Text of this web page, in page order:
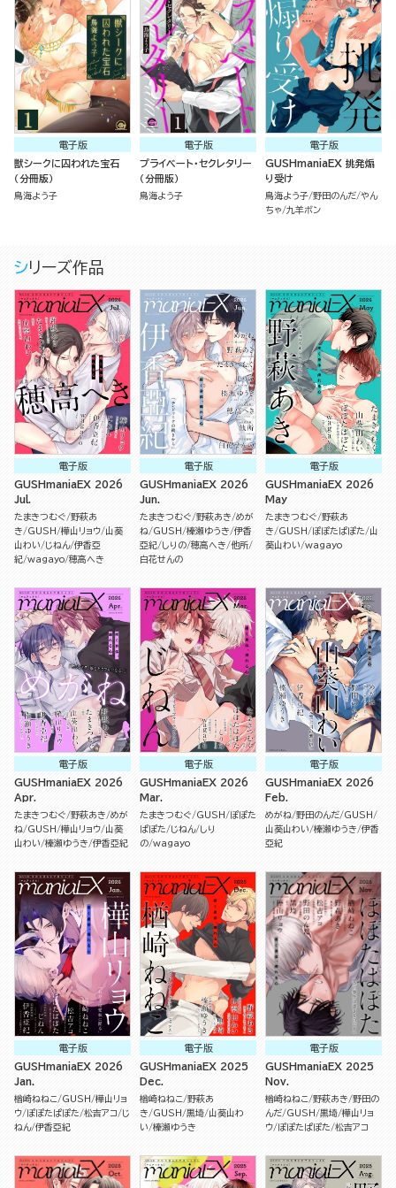
電子版
獣シークに囚われた宝石
（分冊版）
鳥海よう子
電子版
プライベート・セクレタリー
（分冊版）
鳥海よう子
電子版
GUSHmaniaEX 挑発煽
り受け
鳥海よう子 野田のんだ やん
ちゃ 九羊ボン
シリーズ作品
電子版
GUSHmaniaEX 2026
Jul.
たまきつむぐ 野萩あ
き
GUSH 樺山リョウ 山葵
山わい
じねん 伊香亞
紀 wagayo 穂高へき
電子版
GUSHmaniaEX 2026
Jun.
たまきつむぐ 野萩あき めが
ね
GUSH 榛瀬ゆうき 伊香
亞紀 しりの 穂高へき 他所
白花せんの
電子版
GUSHmaniaEX 2026
May
たまきつむぐ 野萩あ
き
GUSH ぽぽたぱぽた
山
葵山わい wagayo
電子版
GUSHmaniaEX 2026
Apr.
たまきつむぐ 野萩あき めが
ね GUSH 樺山リョウ 山葵
山わい 榛瀬ゆうき 伊香亞紀
電子版
GUSHmaniaEX 2026
Mar.
たまきつむぐ GUSH
ぽぽた
ぱぽた
じねん しり
の wagayo
電子版
GUSHmaniaEX 2026
Feb.
めがね 野田のんだ GUSH
山葵山わい 榛瀬ゆうき 伊香
亞紀
電子版
GUSHmaniaEX 2026
Jan.
楢崎ねねこ GUSH
樺山リョ
ウ ぽぽたぱぽた 松吉アコ
じ
ねん 伊香亞紀
電子版
GUSHmaniaEX 2025
Dec.
楢崎ねねこ 野萩あ
き
GUSH 黒埼 山葵山わ
い 榛瀬ゆうき
電子版
GUSHmaniaEX 2025
Nov.
楢崎ねねこ 野萩あき 野田の
んだ GUSH 黒埼 樺山リョ
ウ ぽぽたぱぽた 松吉アコ